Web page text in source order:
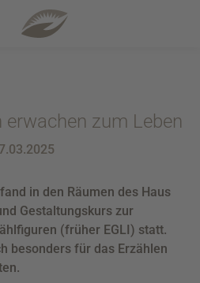
erwachen zum Leben
in den Räumen des Haus
Gestaltungskurs zur
(früher EGLI) statt.
besonders für das Erzählen